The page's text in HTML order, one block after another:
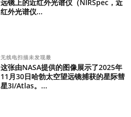
远镜上的近红外光谱仪（NIRSpec，近
红外光谱仪...
无线电扫描未发现最
这张由NASA提供的图像展示了2025年
11月30日哈勃太空望远镜捕获的星际彗
星3I/Atlas。...